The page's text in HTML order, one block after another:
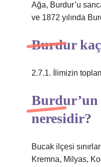
Ağa, Burdur’u
ve 1872 yılında
Burdur
2.7.1. İlimizin
Burdur’un
neresidir?
Bucak ilçesi
Kremna, Milyas,